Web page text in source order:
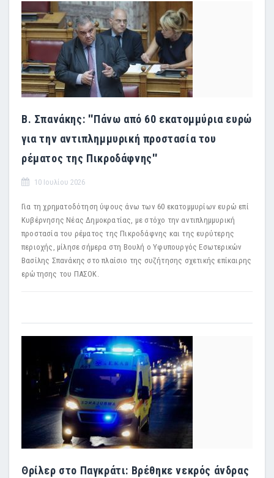
Β. Σπανάκης: ''Πάνω από 60 εκατομμύρια ευρώ
για την αντιπλημμυρική προστασία του
ρέματος της Πικροδάφνης''
10 Ιουλίου 2026
Για τη χρηματοδότηση ύψους άνω των 60 εκατομμυρίων ευρώ επί
Κυβέρνησης Νέας Δημοκρατίας, με στόχο την αντιπλημμυρική
προστασία του ρέματος της Πικροδάφνης και της ευρύτερης
περιοχής, μίλησε σήμερα στη Βουλή ο Υφυπουργός Εσωτερικών
Βασίλης Σπανάκης στο πλαίσιο της συζήτησης σχετικής επίκαιρης
ερώτησης του ΠΑΣΟΚ.
Θρίλερ στο Παγκράτι: Βρέθηκε νεκρός άνδρας